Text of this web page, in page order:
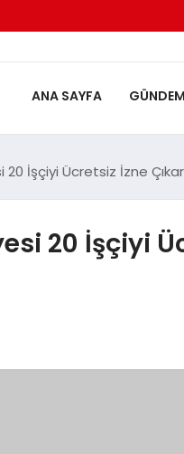
ANA SAYFA GÜNDEM
İşçiyi Ücretsiz İzne
20 İşçiyi